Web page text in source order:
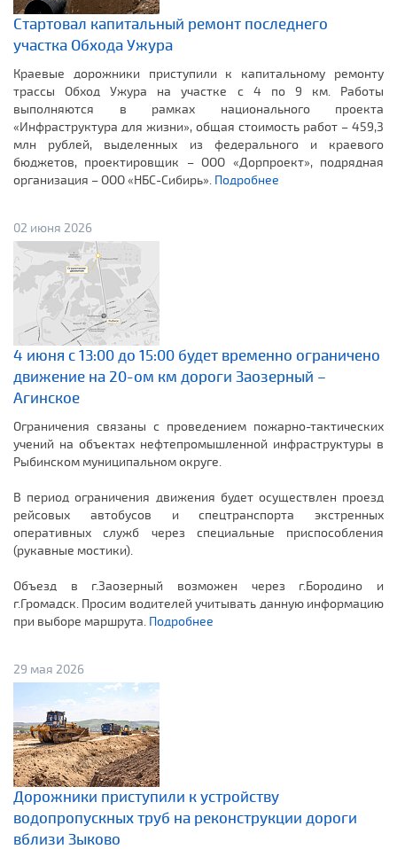
Стартовал капитальный ремонт последнего
участка Обхода Ужура
Краевые дорожники приступили к капитальному ремонту
трассы Обход Ужура на участке с 4 по 9 км. Работы
выполняются в рамках национального проекта
«Инфраструктура для жизни», общая стоимость работ – 459,3
млн рублей, выделенных из федерального и краевого
бюджетов, проектировщик – ООО «Дорпроект», подрядная
организация – ООО «НБС-Сибирь». Подробнее
02 июня 2026
4 июня с 13:00 до 15:00 будет временно ограничено
движение на 20-ом км дороги Заозерный –
Агинское
Ограничения связаны с проведением пожарно-тактических
учений на объектах нефтепромышленной инфраструктуры в
Рыбинском муниципальном округе.
В период ограничения движения будет осуществлен проезд
рейсовых автобусов и спецтранспорта экстренных
оперативных служб через специальные приспособления
(рукавные мостики).
Объезд в г.Заозерный возможен через г.Бородино и
г.Громадск. Просим водителей учитывать данную информацию
при выборе маршрута. Подробнее
29 мая 2026
Дорожники приступили к устройству
водопропускных труб на реконструкции дороги
вблизи Зыково